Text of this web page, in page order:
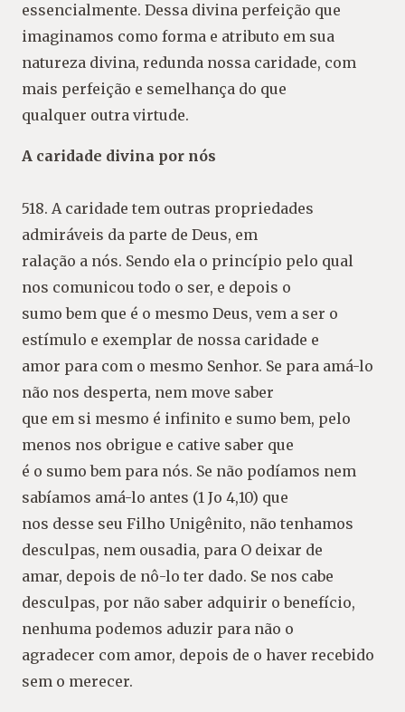
essencialmente. Dessa divina perfeição que
imaginamos como forma e atributo em sua
natureza divina, redunda nossa caridade, com
mais perfeição e semelhança do que
qualquer outra virtude.
A caridade divina por nós
518. A caridade tem outras propriedades
admiráveis da parte de Deus, em
ralação a nós. Sendo ela o princípio pelo qual
nos comunicou todo o ser, e depois o
sumo bem que é o mesmo Deus, vem a ser o
estímulo e exemplar de nossa caridade e
amor para com o mesmo Senhor. Se para amá-lo
não nos desperta, nem move saber
que em si mesmo é infinito e sumo bem, pelo
menos nos obrigue e cative saber que
é o sumo bem para nós. Se não podíamos nem
sabíamos amá-lo antes (1 Jo 4,10) que
nos desse seu Filho Unigênito, não tenhamos
desculpas, nem ousadia, para O deixar de
amar, depois de nô-lo ter dado. Se nos cabe
desculpas, por não saber adquirir o benefício,
nenhuma podemos aduzir para não o
agradecer com amor, depois de o haver recebido
sem o merecer.